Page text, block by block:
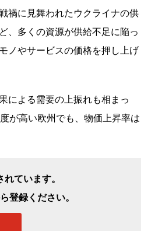
禍に見舞われたウクライナの供
、多くの資源が供給不足に陥っ
ノやサービスの価格を押し上げ
による需要の上振れも相まっ
が高い欧州でも、物価上昇率は
ています。
登録ください。